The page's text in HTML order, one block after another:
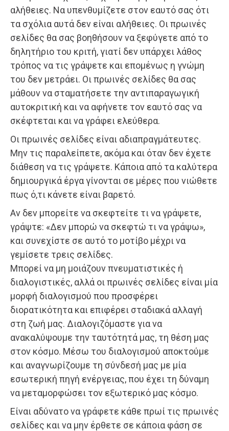
αλήθειες. Να υπενθυμίζετε στον εαυτό σας ότι
τα σχόλια αυτά δεν είναι αλήθειες. Οι πρωινές
σελίδες θα σας βοηθήσουν να ξεφύγετε από το
δηλητήριο του κριτή, γιατί δεν υπάρχει λάθος
τρόπος να τις γράψετε και επομένως η γνώμη
του δεν μετράει. Οι πρωινές σελίδες θα σας
μάθουν να σταματήσετε την αντιπαραγωγική
αυτοκριτική και να αφήνετε τον εαυτό σας να
σκέφτεται και να γράφει ελεύθερα.
Οι πρωινές σελίδες είναι αδιαπραγμάτευτες.
Μην τις παραλείπετε, ακόμα και όταν δεν έχετε
διάθεση να τις γράψετε. Κάποια από τα καλύτερα
δημιουργικά έργα γίνονται σε μέρες που νιώθετε
πως ό,τι κάνετε είναι βαρετό.
Αν δεν μπορείτε να σκεφτείτε τι να γράψετε,
γράψτε: «Δεν μπορώ να σκεφτώ τι να γράψω»,
και συνεχίστε σε αυτό το μοτίβο μέχρι να
γεμίσετε τρεις σελίδες.
Μπορεί να μη μοιάζουν πνευματιστικές ή
διαλογιστικές, αλλά οι πρωινές σελίδες είναι μία
μορφή διαλογισμού που προσφέρει
διορατικότητα και επιφέρει σταδιακά αλλαγή
στη ζωή μας. Διαλογιζόμαστε για να
ανακαλύψουμε την ταυτότητά μας, τη θέση μας
στον κόσμο. Μέσω του διαλογισμού αποκτούμε
και αναγνωρίζουμε τη σύνδεσή μας με μία
εσωτερική πηγή ενέργειας, που έχει τη δύναμη
να μεταμορφώσει τον εξωτερικό μας κόσμο.
Είναι αδύνατο να γράφετε κάθε πρωί τις πρωινές
σελίδες και να μην έρθετε σε κάποια φάση σε